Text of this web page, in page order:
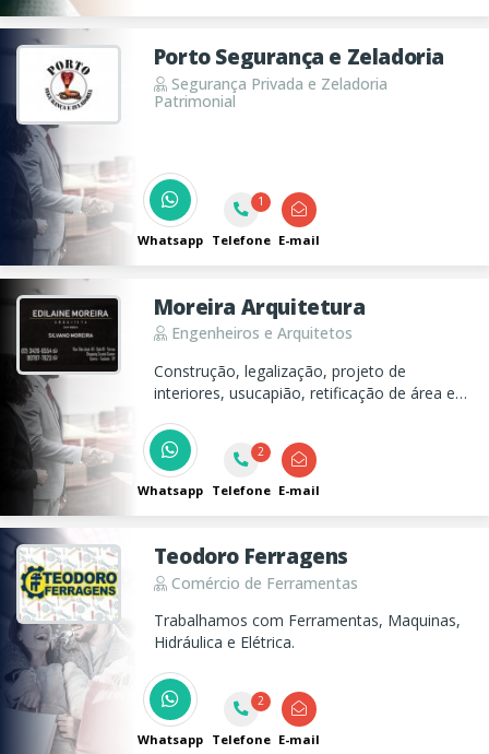
Porto Segurança e Zeladoria
Segurança Privada e Zeladoria
Patrimonial
Whatsapp
1
Telefone E-mail
Moreira Arquitetura
Engenheiros e Arquitetos
Construção, legalização, projeto de
interiores, usucapião, retificação de área e
Whatsapp
2
Telefone E-mail
Teodoro Ferragens
Comércio de Ferramentas
Trabalhamos com Ferramentas, Maquinas,
Hidráulica e Elétrica.
Whatsapp
2
Telefone E-mail